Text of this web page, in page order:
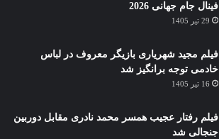
فینال جام جهانی 2026
29 تیر 1405
فیلم مجید شهریاری بازیگر معروف در لباس
خادمی توجه برانگیز شد
16 تیر 1405
فیلم رفتار عجیب همسر محمد نادری مقابل دوربین
جنجالی شد